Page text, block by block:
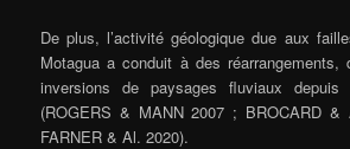
De plus, l’activité géologique due aux
Motagua a conduit à des
inversions de paysages fluviaux
(ROGERS & MANN 2007 ; BROCARD
FARNER & Al. 2020).